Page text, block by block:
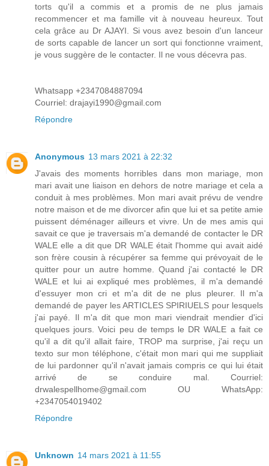
torts qu'il a commis et a promis de ne plus jamais
recommencer et ma famille vit à nouveau heureux. Tout
cela grâce au Dr AJAYI. Si vous avez besoin d'un lanceur
de sorts capable de lancer un sort qui fonctionne vraiment,
je vous suggère de le contacter. Il ne vous décevra pas.
Whatsapp +2347084887094
Courriel: drajayi1990@gmail.com
Répondre
Anonymous 13 mars 2021 à 22:32
J'avais des moments horribles dans mon mariage, mon
mari avait une liaison en dehors de notre mariage et cela a
conduit à mes problèmes. Mon mari avait prévu de vendre
notre maison et de me divorcer afin que lui et sa petite amie
puissent déménager ailleurs et vivre. Un de mes amis qui
savait ce que je traversais m'a demandé de contacter le DR
WALE elle a dit que DR WALE était l'homme qui avait aidé
son frère cousin à récupérer sa femme qui prévoyait de le
quitter pour un autre homme. Quand j'ai contacté le DR
WALE et lui ai expliqué mes problèmes, il m'a demandé
d'essuyer mon cri et m'a dit de ne plus pleurer. Il m'a
demandé de payer les ARTICLES SPIRIUELS pour lesquels
j'ai payé. Il m'a dit que mon mari viendrait mendier d'ici
quelques jours. Voici peu de temps le DR WALE a fait ce
qu'il a dit qu'il allait faire, TROP ma surprise, j'ai reçu un
texto sur mon téléphone, c'était mon mari qui me suppliait
de lui pardonner qu'il n'avait jamais compris ce qui lui était
arrivé de se conduire mal. Courriel:
drwalespellhome@gmail.com OU WhatsApp:
+2347054019402
Répondre
Unknown 14 mars 2021 à 11:55